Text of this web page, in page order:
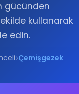
gücünden
kullanarak
edin.
Çemişgezek